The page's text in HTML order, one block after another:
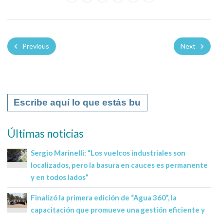
Previous Next
Últimas noticias
Sergio Marinelli: “Los vuelcos industriales son
localizados, pero la basura en cauces es permanente
y en todos lados”
Finalizó la primera edición de “Agua 360”, la
capacitación que promueve una gestión eficiente y